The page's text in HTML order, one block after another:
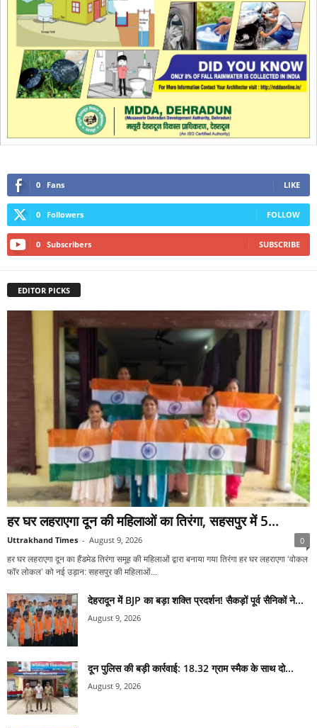
0 Fans LIKE
0 Followers FOLLOW
0 Subscribers SUBSCRIBE
EDITOR PICKS
हर घर लहराएगा दून की महिलाओं का तिरंगा, सहसपुर में 5...
Uttrakhand Times - August 9, 2026 0
हर घर लहराएगा दून का हैंडमेड तिरंगा समूह की महिलाओं द्वारा बनाया गया तिरंगा हर घर लहराएगा ‘वोकल
फॉर लोकल’ को नई उड़ान: सहसपुर की महिलाओं...
देहरादून में BJP का बड़ा शक्ति प्रदर्शन! सैकड़ों पूर्व सैनिकों ने...
August 9, 2026
दून पुलिस की बड़ी कार्रवाई: 18.32 ग्राम स्मैक के साथ दो...
August 9, 2026